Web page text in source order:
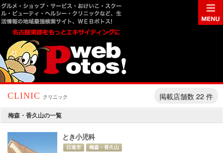
CLINIC クリニック 掲載店舗数 22 件
梅森・香久山の一覧
とき小児科
日進市 梅森・香久山